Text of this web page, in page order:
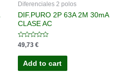
Diferenciales 2 polos
DIF.PURO 2P 63A 2M 30mA
CLASE AC
Rated
0
out
49,73 €
Add to cart